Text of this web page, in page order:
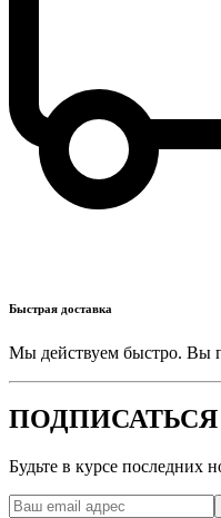
Быстрая доставка
Мы действуем быстро. Вы
Будьте в курсе последних